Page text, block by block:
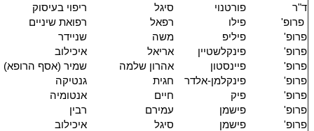
ד"ר
פורטנוי סיגל
ריפוי בעיסוק
פרופ'
פילו רפאל
רפואת שיניים
פרופ'
פיליפ משה
שניידר
פרופ'
פינקלשטיין אריאל
איכילוב
פרופ'
פיינסטון אהרון שלמה
שמיר (אסף הרופא)
פרופ'
פינקלמן-אלדר חגית
גנטיקה
פרופ'
פיק חיים
אנטומיה
פרופ'
פישמן עמירם
רבין
פרופ'
פישמן סיגל
איכילוב